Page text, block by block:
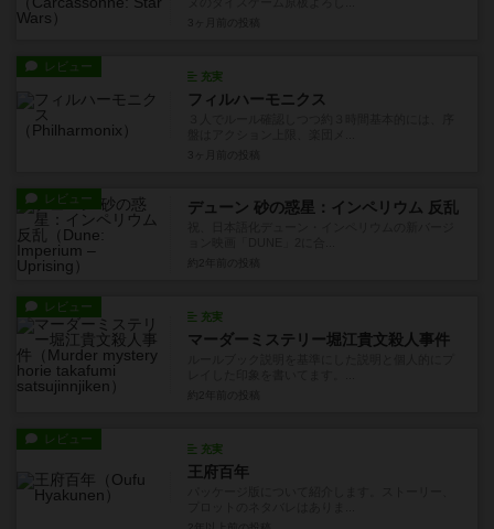
レビュー
充実
フィルハーモニクス
レビュー デューン 砂の惑星：インペリウム 反乱
レビュー
充実
マーダーミステリー堀江貴文殺人事件
レビュー
充実
王府百年